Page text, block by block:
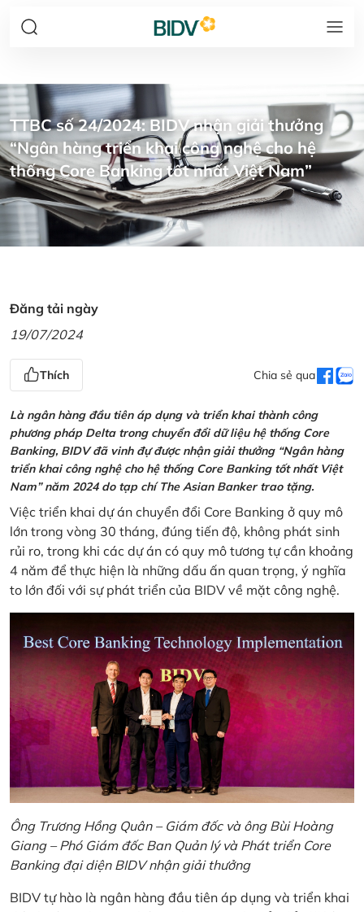
TTBC số 24/2024: BIDV nhận giải thưởng
“Ngân hàng triển khai công nghệ cho hệ
thống Core Banking tốt nhất Việt Nam”
Đăng tải ngày
19/07/2024
Thích Chia sẻ qua
Là ngân hàng đầu tiên áp dụng và triển khai thành công
phương pháp Delta trong chuyển đổi dữ liệu hệ thống Core
Banking, BIDV đã vinh đự được nhận giải thưởng “Ngân hàng
triển khai công nghệ cho hệ thống Core Banking tốt nhất Việt
Nam” năm 2024 do tạp chí The Asian Banker trao tặng.
Việc triển khai dự án chuyển đổi Core Banking ở quy mô
lớn trong vòng 30 tháng, đúng tiến độ, không phát sinh
rủi ro, trong khi các dự án có quy mô tương tự cần khoảng
4 năm để thực hiện là những dấu ấn quan trọng, ý nghĩa
to lớn đối với sự phát triển của BIDV về mặt công nghệ.
Ông Trương Hồng Quân – Giám đốc và ông Bùi Hoàng
Giang – Phó Giám đốc Ban Quản lý và Phát triển Core
Banking đại diện BIDV nhận giải thưởng
BIDV tự hào là ngân hàng đầu tiên áp dụng và triển khai